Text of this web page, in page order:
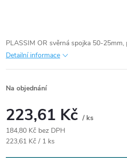
PLASSIM OR svěrná spojka 50-25mm,
Detailní informace
Na objednání
223,61 Kč / ks
184,80 Kč bez DPH
Měrná
223,61 Kč / 1 ks